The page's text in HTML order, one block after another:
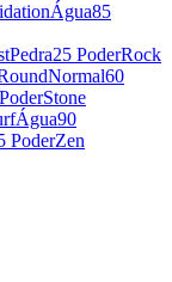
Água85
Pedra25 PoderRock
Normal60
Stone
Água90
PoderZen